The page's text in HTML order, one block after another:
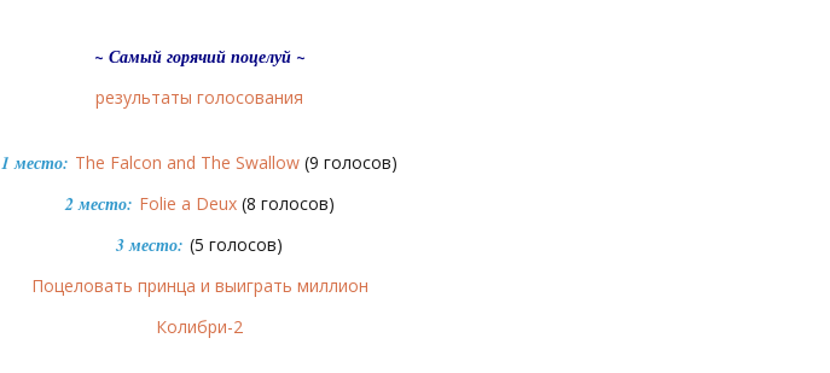
~ Самый горячий поцелуй ~
результаты голосования
1 место: The Falcon and The Swallow (9 голосов)
2 место: Folie a Deux(8 голосов)
3 место: (5 голосов)
Поцеловать принца и выиграть миллион
Колибри-2